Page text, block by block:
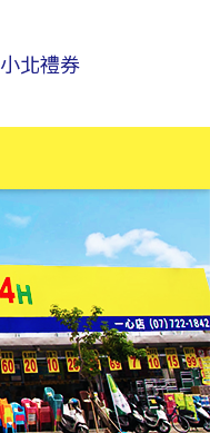
小北禮券